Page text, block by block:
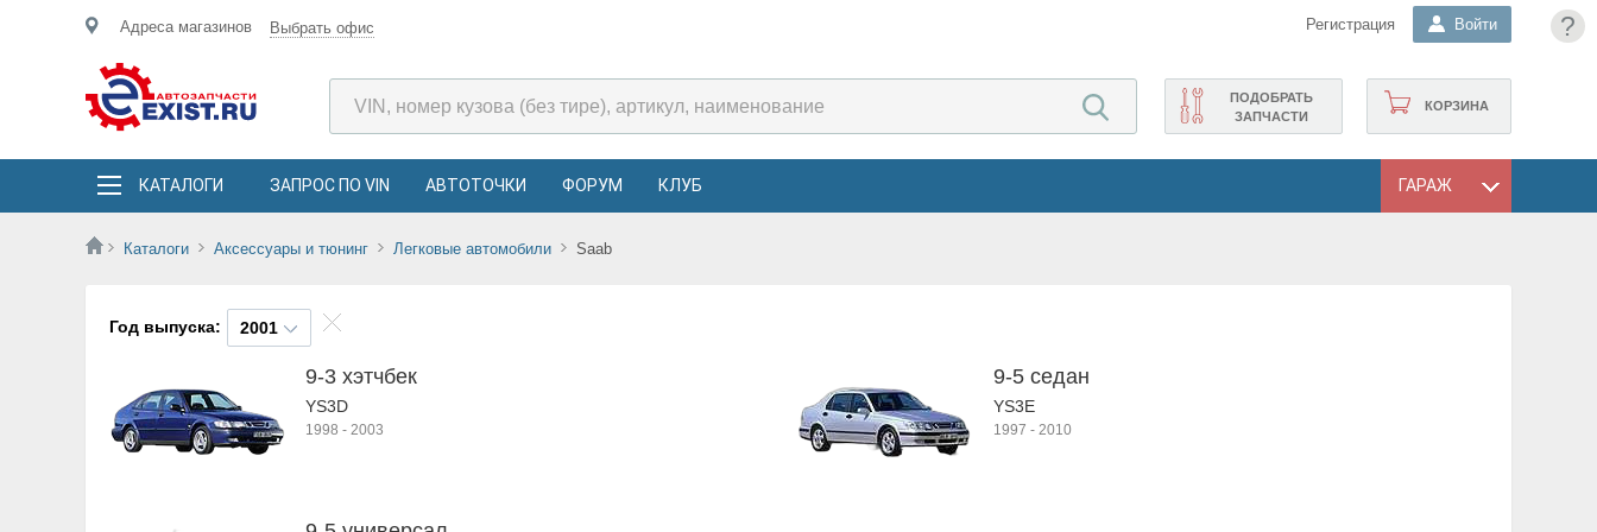
?
Адреса магазинов Выбрать офис Регистрация Войти
КОРЗИНА
ПОДОБРАТЬ
ЗАПЧАСТИ
КАТАЛОГИ ЗАПРОС ПО VIN АВТОТОЧКИ ФОРУМ КЛУБ ГАРАЖ
Каталоги Аксессуары и тюнинг Легковые автомобили Saab
Год выпуска: 2001
9-3 хэтчбек
YS3D
1998 - 2003
9-5 седан
YS3E
1997 - 2010